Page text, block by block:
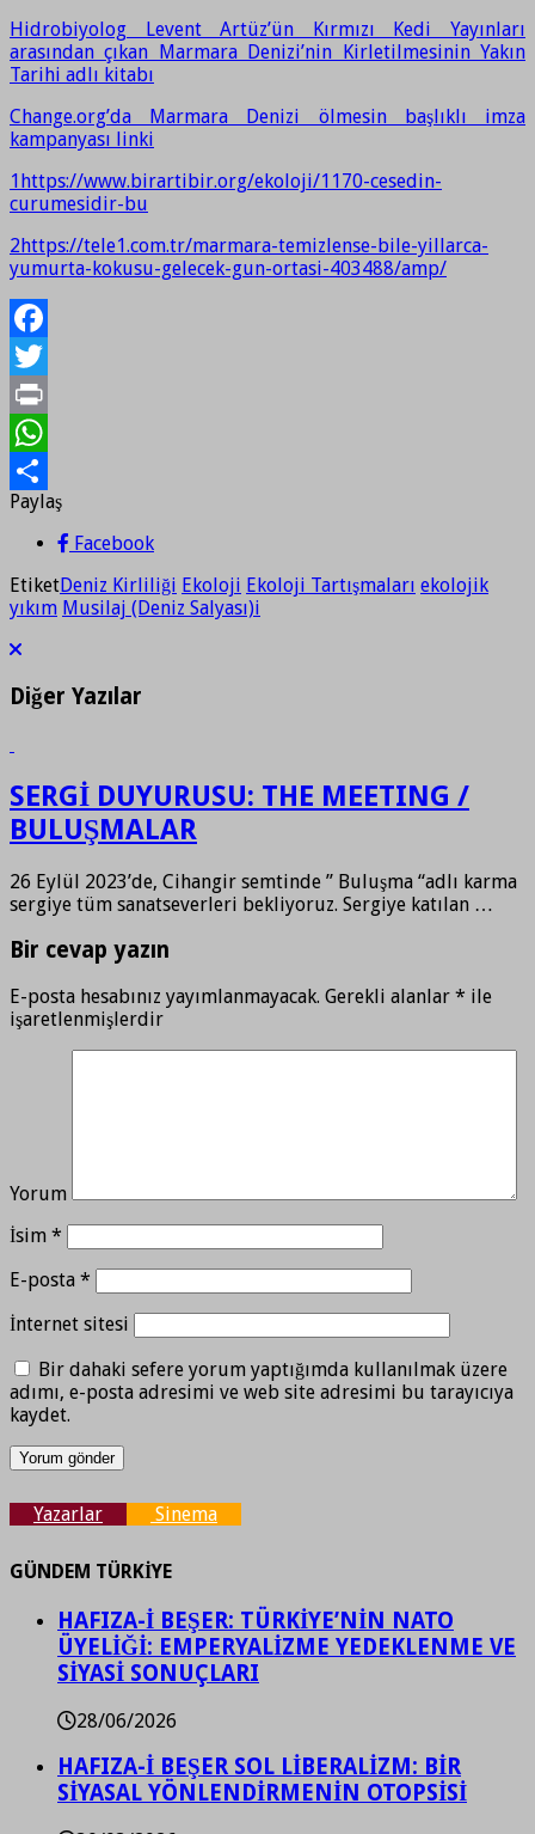
Hidrobiyolog Levent Artüz’ün Kırmızı Kedi Yayınları
arasından çıkan Marmara Denizi’nin Kirletilmesinin Yakın
Tarihi adlı kitabı
Change.org’da Marmara Denizi ölmesin başlıklı imza
kampanyası linki
1 https://www.birartibir.org/ekoloji/1170-cesedin-
curumesidir-bu
2https://tele1.com.tr/marmara-temizlense-bile-yillarca-
yumurta-kokusu-gelecek-gun-ortasi-403488/amp/
Facebook
Twitter
Print
WhatsApp
Paylaş
Paylaş
Facebook
EtiketDeniz Kirliliği Ekoloji Ekoloji Tartışmaları ekolojik
yıkım Musilaj (Deniz Salyası)i
Diğer Yazılar
SERGİ DUYURUSU: THE MEETING /
BULUŞMALAR
26 Eylül 2023’de, Cihangir semtinde ” Buluşma “adlı karma
sergiye tüm sanatseverleri bekliyoruz. Sergiye katılan …
Bir cevap yazın
E-posta hesabınız yayımlanmayacak. Gerekli alanlar * ile
işaretlenmişlerdir
Yorum
İsim *
E-posta *
İnternet sitesi
Bir dahaki sefere yorum yaptığımda kullanılmak üzere
adımı, e-posta adresimi ve web site adresimi bu tarayıcıya
kaydet.
Yazarlar Sinema
GÜNDEM TÜRKİYE
HAFIZA-İ BEŞER: TÜRKİYE’NİN NATO
ÜYELİĞİ: EMPERYALİZME YEDEKLENME VE
SİYASİ SONUÇLARI
28/06/2026
HAFIZA-İ BEŞER SOL LİBERALİZM: BİR
SİYASAL YÖNLENDİRMENİN OTOPSİSİ